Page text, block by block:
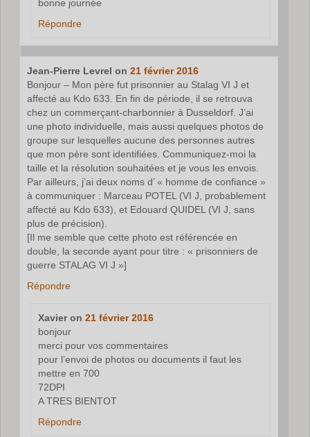
bonne journée
Répondre
Jean-Pierre Levrel on21 février 2016
Bonjour – Mon père fut prisonnier au Stalag VI J et
affecté au Kdo 633. En fin de période, il se retrouva
chez un commerçant-charbonnier à Dusseldorf. J’ai
une photo individuelle, mais aussi quelques photos de
groupe sur lesquelles aucune des personnes autres
que mon père sont identifiées. Communiquez-moi la
taille et la résolution souhaitées et je vous les envois.
Par ailleurs, j’ai deux noms d’ « homme de confiance »
à communiquer : Marceau POTEL (VI J, probablement
affecté au Kdo 633), et Edouard QUIDEL (VI J, sans
plus de précision).
[Il me semble que cette photo est référencée en
double, la seconde ayant pour titre : « prisonniers de
guerre STALAG VI J »]
Répondre
Xavieron 21 février 2016
bonjour
merci pour vos commentaires
pour l’envoi de photos ou documents il faut les
mettre en 700
72DPI
A TRES BIENTOT
Répondre